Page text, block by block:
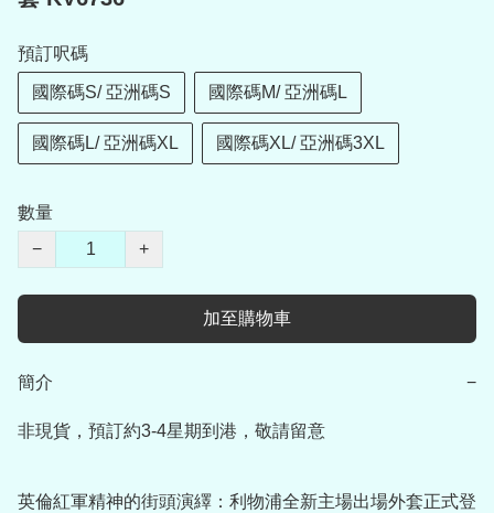
預訂呎碼
國際碼S/ 亞洲碼S 國際碼M/ 亞洲碼L
國際碼L/ 亞洲碼XL 國際碼XL/ 亞洲碼3XL
數量
−
+
加至購物車
簡介 −
非現貨，預訂約3-4星期到港，敬請留意
英倫紅軍精神的街頭演繹：利物浦全新主場出場外套正式登